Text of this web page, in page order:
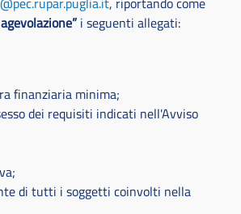
i seguenti allegati:
finanziaria minima;
dei requisiti indicati nell'Avviso
di tutti i soggetti coinvolti nella